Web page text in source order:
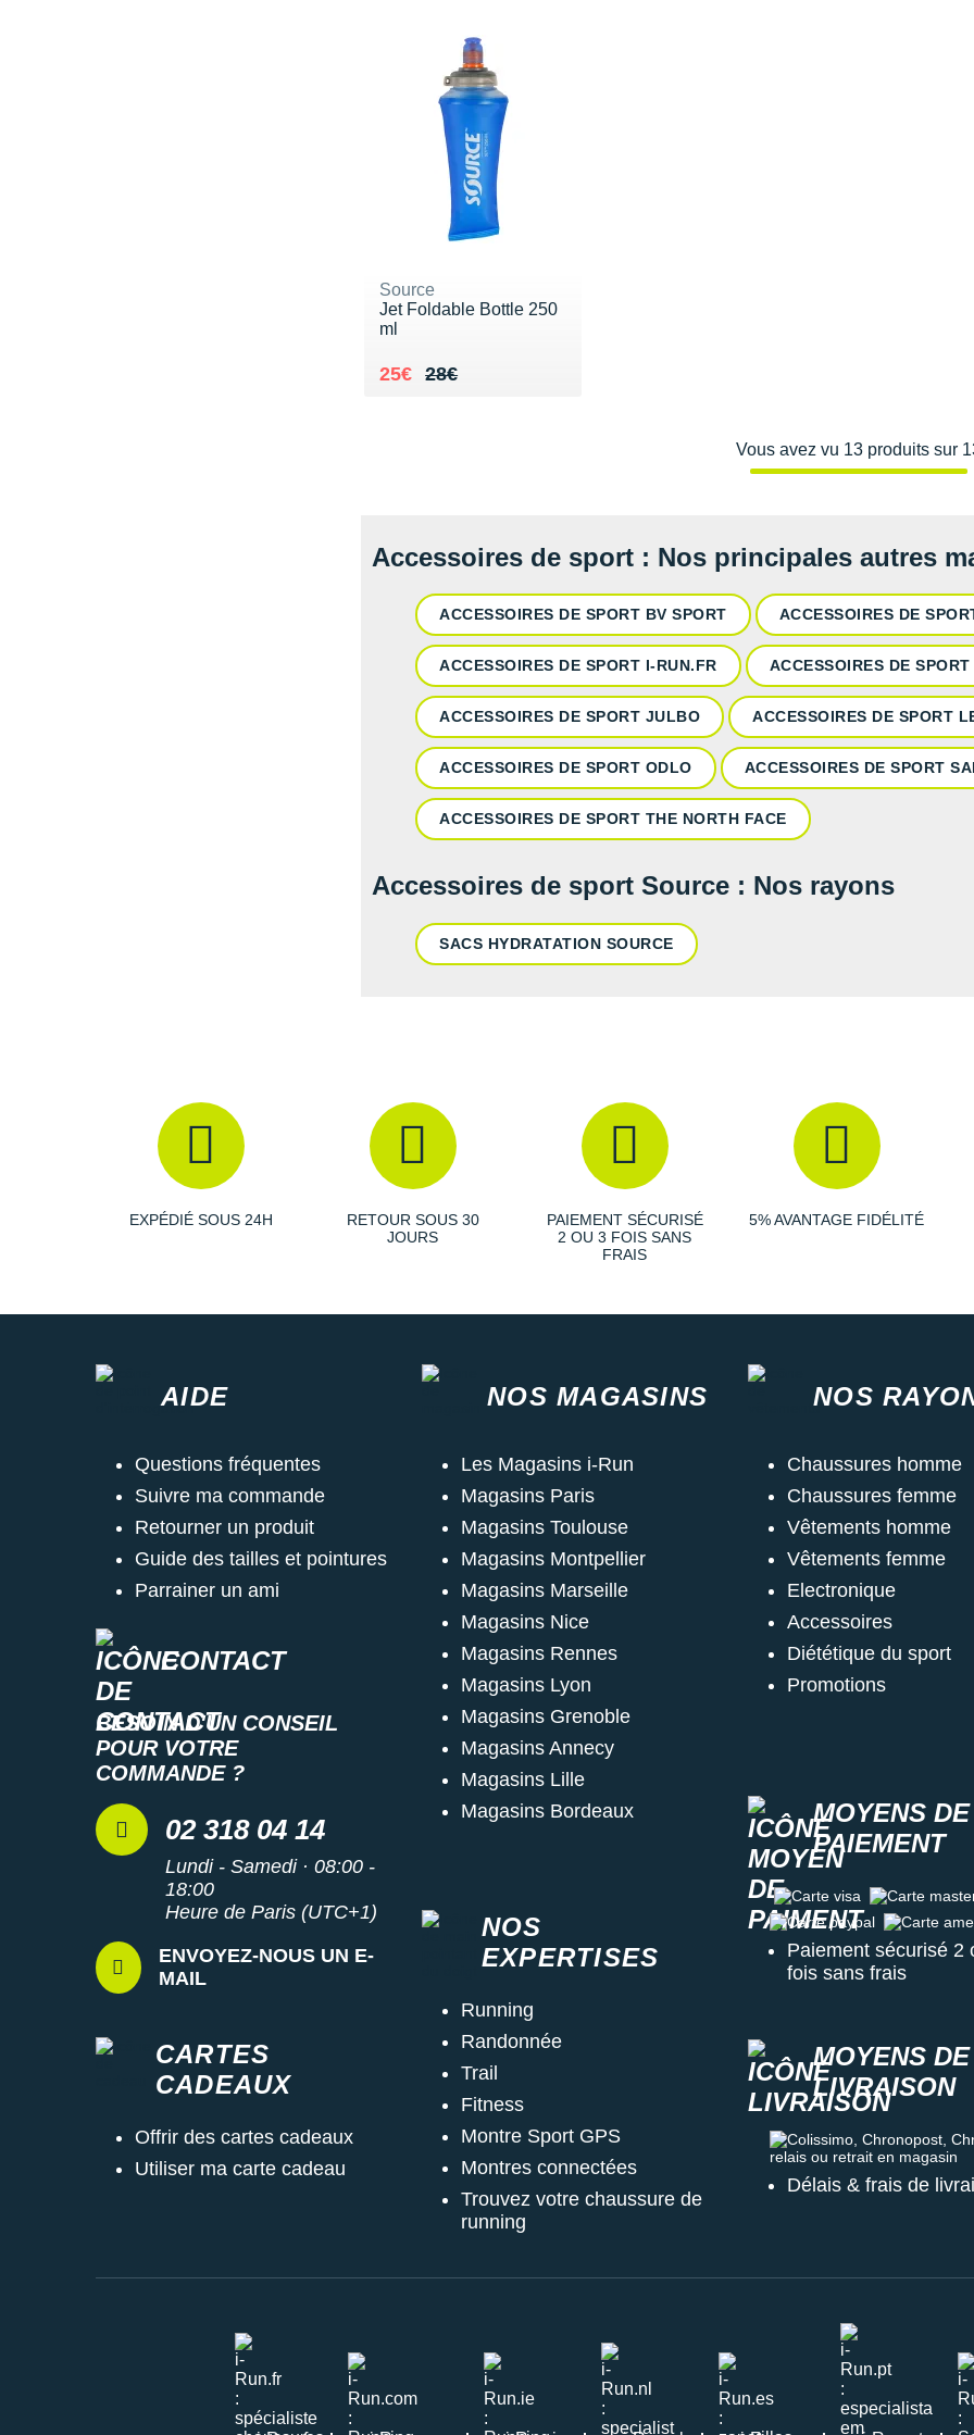
Source
Jet Foldable Bottle 250
ml
28€
Au lieu de 28€
25€
Vendu 25€
Vous avez vu 13 produits sur
Accessoires de sport : Nos principales autres
ACCESSOIRES DE SPORT BV SPORT ACCESSOIRES DE
ACCESSOIRES DE SPORT I-RUN.FR ACCESSOIRES DE
ACCESSOIRES DE SPORT JULBO ACCESSOIRES DE SPORT
ACCESSOIRES DE SPORT ODLO ACCESSOIRES DE SPORT
ACCESSOIRES DE SPORT THE NORTH FACE
Accessoires de sport Source : Nos rayons
SACS HYDRATATION SOURCE
EXPÉDIÉ SOUS 24H
RETOUR SOUS 30
JOURS
PAIEMENT SÉCURISÉ
2 OU 3 FOIS SANS
FRAIS
5% AVANTAGE FIDÉLITÉ
CONTACT
BESOIN D'UN CONSEIL
POUR VOTRE
COMMANDE ?
02 318 04 14
Lundi - Samedi · 08:00 -
18:00
Heure de Paris (UTC+1)
ENVOYEZ-NOUS UN E-
MAIL
MOYENS DE
PAIEMENT
Carte visa
Carte master
Carte paypal
Carte amex
Paiement sécurisé 2
fois sans frais
MOYENS DE
LIVRAISON
Colissimo, Chronopost,
Délais & frais de
AIDE
Questions fréquentes
Suivre ma commande
Retourner un produit
Guide des tailles et pointures
Parrainer un ami
CARTES
CADEAUX
Offrir des cartes cadeaux
Utiliser ma carte cadeau
NOS MAGASINS
Les Magasins i-Run
Magasins Paris
Magasins Toulouse
Magasins Montpellier
Magasins Marseille
Magasins Nice
Magasins Rennes
Magasins Lyon
Magasins Grenoble
Magasins Annecy
Magasins Lille
Magasins Bordeaux
NOS
EXPERTISES
Running
Randonnée
Trail
Fitness
Montre Sport GPS
Montres connectées
Trouvez votre chaussure de
running
NOS
Chaussures homme
Chaussures femme
Vêtements homme
Vêtements femme
Electronique
Accessoires
Diététique du sport
Promotions